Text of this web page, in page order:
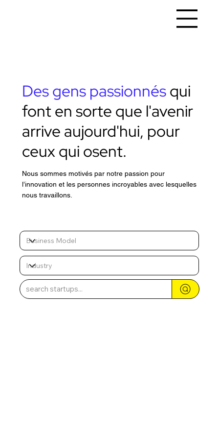
Des gens passionnésqui
font en sorte que l'avenir
arrive aujourd'hui, pour
ceux qui osent.
Nous sommes motivés par notre passion pour
l’innovation et les personnes incroyables avec lesquelles
nous travaillons.